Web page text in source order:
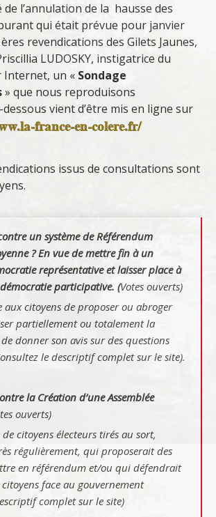
de l’annulation de la hausse des
qui était prévue pour janvier
revendications des Gilets Jaunes,
LUDOSKY, instigatrice du
Internet, un « Sondage
» que nous reproduisons
vient d’être mis en ligne sur
france-en-colere.fr/
issus de consultations sont
un système de Référendum
? En vue de mettre fin à un
représentative et laisser place à
participative. (Votes ouverts)
aux citoyens de proposer ou abroger
partiellement ou totalement la
donner son avis sur des questions
le descriptif complet sur le site).
la Création d’une Assemblée
ouverts)
de citoyens électeurs tirés au sort,
régulièrement, qui proposerait des
en référendum et/ou qui défendrait
face au gouvernement
complet sur le site)